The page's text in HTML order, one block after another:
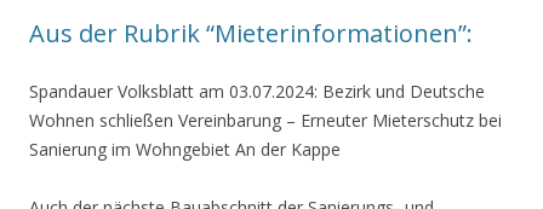
Aus der Rubrik “Mieterinformationen”:
Spandauer Volksblatt am 03.07.2024: Bezirk und Deutsche
Wohnen schließen Vereinbarung – Erneuter Mieterschutz bei
Sanierung im Wohngebiet An der Kappe